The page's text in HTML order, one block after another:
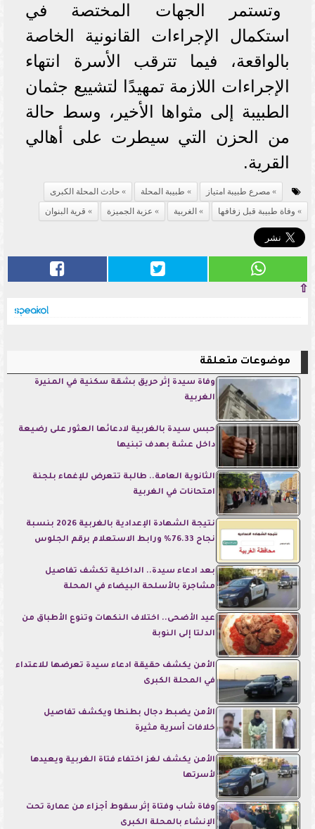
وتستمر الجهات المختصة في
استكمال الإجراءات القانونية الخاصة
بالواقعة، فيما تترقب الأسرة انتهاء
الإجراءات اللازمة تمهيدًا لتشييع جثمان
الطبيبة إلى مثواها الأخير، وسط حالة
من الحزن التي سيطرت على أهالي
القرية.
مصرع طبيبة امتياز طبيبة المحلة
حادث المحلة الكبرى
وفاة طبيبة قبل زفافها
الغربية عزبة الجميزة قرية البنوان
⇧
موضوعات متعلقة
وفاة سيدة إثر حريق بشقة سكنية في المنيرة
الغربية
حبس سيدة بالغربية لادعائها العثور على رضيعة
داخل عشة بهدف تبنيها
الثانوية العامة.. طالبة تتعرض للإغماء بلجنة
امتحانات في الغربية
نتيجة الشهادة الإعدادية بالغربية 2026 بنسبة
نجاح 76.33% ورابط الاستعلام برقم الجلوس
بعد ادعاء سيدة.. الداخلية تكشف تفاصيل
مشاجرة بالأسلحة البيضاء في المحلة
عيد الأضحى.. اختلاف النكهات وتنوع الأطباق من
الدلتا إلى النوبة
الأمن يكشف حقيقة ادعاء سيدة تعرضها للاعتداء
في المحلة الكبرى
الأمن يضبط دجال بطنطا ويكشف تفاصيل
خلافات أسرية مثيرة
الأمن يكشف لغز اختفاء فتاة الغربية ويعيدها
لأسرتها
وفاة شاب وفتاة إثر سقوط أجزاء من عمارة تحت
الإنشاء بالمحلة الكبرى